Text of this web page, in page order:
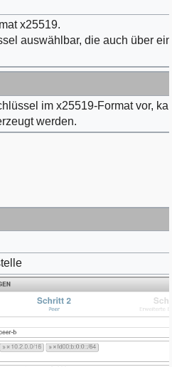
x25519.
auswählbar, die auch über
im x25519-Format vor,
werden.